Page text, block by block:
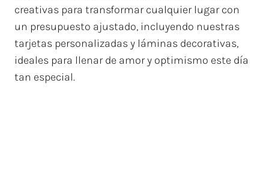
creativas para transformar cualquier lugar con
un presupuesto ajustado, incluyendo nuestras
tarjetas personalizadas y láminas decorativas,
ideales para llenar de amor y optimismo este día
tan especial.